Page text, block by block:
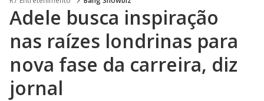
Adele busca inspiração
nas raízes londrinas para
nova fase da carreira, diz
jornal